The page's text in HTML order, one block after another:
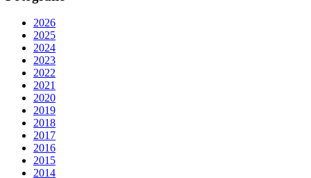
2026
2025
2024
2023
2022
2021
2020
2019
2018
2017
2016
2015
2014